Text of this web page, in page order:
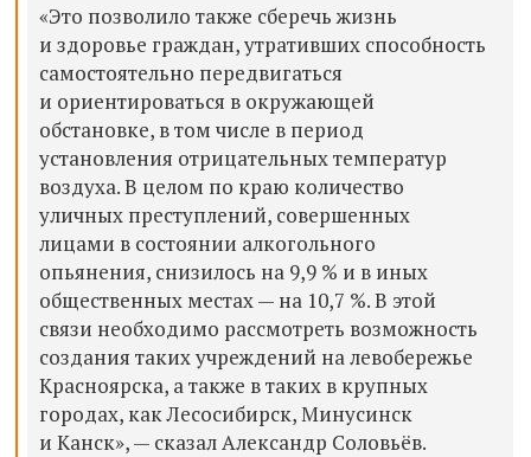
«Это позволило также сберечь жизнь
и здоровье граждан, утративших способность
самостоятельно передвигаться
и ориентироваться в окружающей
обстановке, в том числе в период
установления отрицательных температур
воздуха. В целом по краю количество
уличных преступлений, совершенных
лицами в состоянии алкогольного
опьянения, снизилось на 9,9 % и в иных
общественных местах — на 10,7 %. В этой
связи необходимо рассмотреть возможность
создания таких учреждений на левобережье
Красноярска, а также в таких в крупных
городах, как Лесосибирск, Минусинск
и Канск», — сказал Александр Соловьёв.